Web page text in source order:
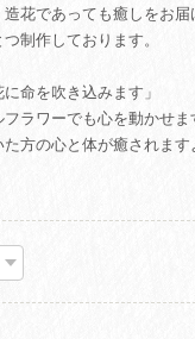
花であっても癒しをお
制作しております。
命を吹き込みます」
ラワーでも心を動かせま
た方の心と体が癒されま